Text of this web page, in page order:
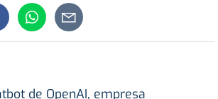
de OpenAI, empresa